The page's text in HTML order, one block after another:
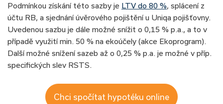
Podmínkou získání této sazby je LTV do 80 % , splácení z
účtu RB, a sjednání úvěrového pojištění u Uniqa pojišťovny.
Uvedenou sazbu je dále možné snížit o 0,15 % p.a., a to v
případě využití min. 50 % na ekoúčely (akce Ekoprogram).
Další možné snížení sazeb až o 0,25 % p.a. je možné v příp.
specifických slev RSTS.
Chci spočítat hypotéku online